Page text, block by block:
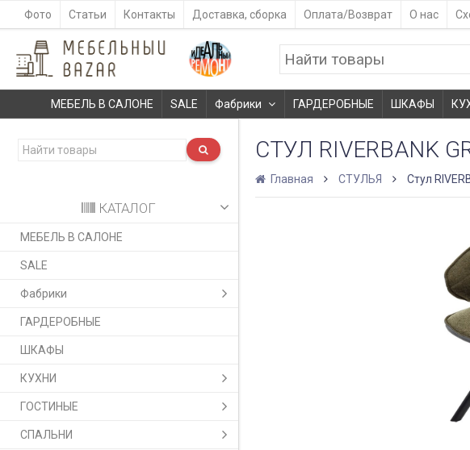
Фото Статьи Контакты Доставка, сборка Оплата/Возврат О нас
МЕБЕЛЬ В САЛОНЕ SALE Фабрики ГАРДЕРОБНЫЕ ШКАФЫ
КАТАЛОГ
МЕБЕЛЬ В САЛОНЕ
SALE
Фабрики
ГАРДЕРОБНЫЕ
ШКАФЫ
КУХНИ
ГОСТИНЫЕ
СПАЛЬНИ
СТУЛ RIVERBANK
Главная СТУЛЬЯ Стул